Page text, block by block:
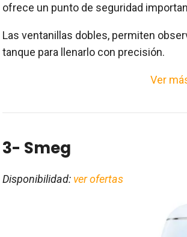
ofrece un punto de seguridad
Las ventanillas dobles, permiten
tanque para llenarlo con precisión.
Ver
3- Smeg
Disponibilidad: ver ofertas